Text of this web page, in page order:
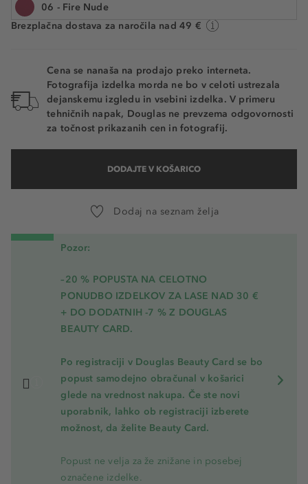
06 - Fire Nude
09 - Peachy Guilt
10 - Bare Flirt
12 - Gypsy Shot
16 - My Red
Na voljo. Dostava: 2 do 5 delovnih dni
Brezplačna dostava za naročila nad 49 €
Cena se nanaša na prodajo preko interneta.
Fotografija izdelka morda ne bo v celoti ustrezala
dejanskemu izgledu in vsebini izdelka. V primeru
tehničnih napak, Douglas ne prevzema odgovornosti
za točnost prikazanih cen in fotografij.
DODAJTE V KOŠARICO
Dodaj na seznam želja
Pozor:
–20 % POPUSTA NA CELOTNO
PONUDBO IZDELKOV ZA LASE NAD 30 €
+ DO DODATNIH -7 % Z DOUGLAS
BEAUTY CARD.
Po registraciji v Douglas Beauty Card se bo
popust samodejno obračunal v košarici
glede na vrednost nakupa. Če ste novi
uporabnik, lahko ob registraciji izberete
možnost, da želite Beauty Card.
Popust ne velja za že znižane in posebej
označene izdelke.